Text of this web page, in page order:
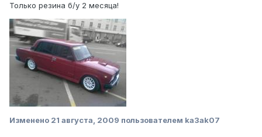
Только резина б/у 2 месяца!
Изменено 21 августа, 2009 пользователем ka3ak07